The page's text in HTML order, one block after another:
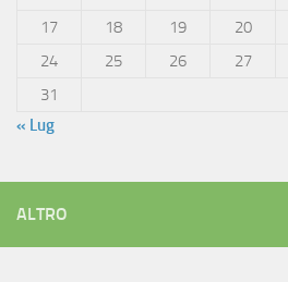
17
18 19 20
24
25 26 27
31
« Lug
ALTRO